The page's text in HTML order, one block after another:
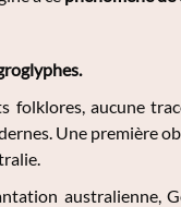
folklores, aucune
Une première
australienne,